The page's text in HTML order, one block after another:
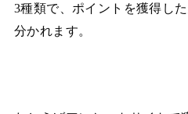
3種類で、ポイントを獲得し
分かれます。